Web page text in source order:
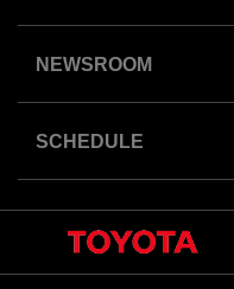
NEWSROOM
SCHEDULE